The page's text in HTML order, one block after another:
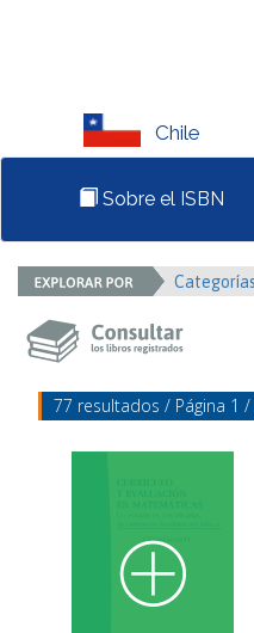
Chile
Sobre el ISBN
Categorías
77 resultados / Página 1